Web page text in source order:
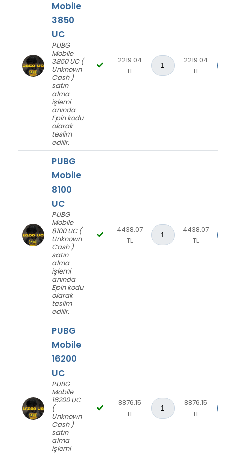
Mobile
3850
UC
PUBG
Mobile
3850 UC (
Unknown
Cash )
satın
alma
işlemi
anında
Epin kodu
olarak
teslim
edilir.
2219.04
TL
2219.04
TL
PUBG
Mobile
8100
UC
PUBG
Mobile
8100 UC (
Unknown
Cash )
satın
alma
işlemi
anında
Epin kodu
olarak
teslim
edilir.
4438.07
TL
4438.07
TL
PUBG
Mobile
16200
UC
PUBG
Mobile
16200 UC
(
Unknown
Cash )
satın
alma
işlemi
8876.15
TL
8876.15
TL
H**** U**** 31-10-2024, 16:49
(1 yıl önce)
PUBG Mobile 660 UC
1 2
10 ...